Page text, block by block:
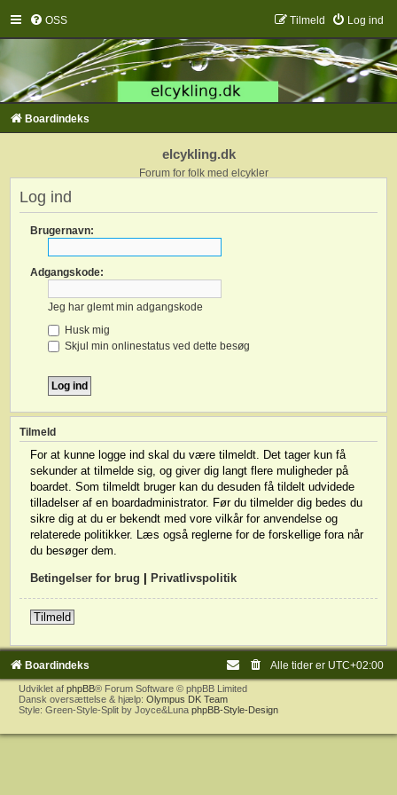
OSS Log ind
Tilmeld
Boardindeks
elcykling.dk
Forum for folk med elcykler
Log ind
Brugernavn:
Adgangskode:
Jeg har glemt min adgangskode
Husk mig
Skjul min onlinestatus ved dette besøg
Tilmeld
For at kunne logge ind skal du være tilmeldt. Det tager kun få
sekunder at tilmelde sig, og giver dig langt flere muligheder på
boardet. Som tilmeldt bruger kan du desuden få tildelt udvidede
tilladelser af en boardadministrator. Før du tilmelder dig bedes du
sikre dig at du er bekendt med vore vilkår for anvendelse og
relaterede politikker. Læs også reglerne for de forskellige fora når
du besøger dem.
Betingelser for brug Privatlivspolitik
Tilmeld
Boardindeks Alle tider er UTC+02:00
Udviklet af phpBB® Forum Software © phpBB Limited
Dansk oversættelse & hjælp: Olympus DK Team
Style: Green-Style-Split by Joyce&Luna phpBB-Style-Design